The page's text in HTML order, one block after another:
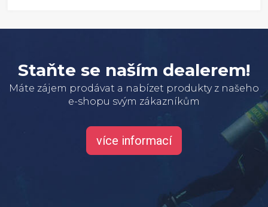
Staňte se naším dealerem!
Máte zájem prodávat a nabízet produkty z našeho
e-shopu svým zákazníkům
více informací